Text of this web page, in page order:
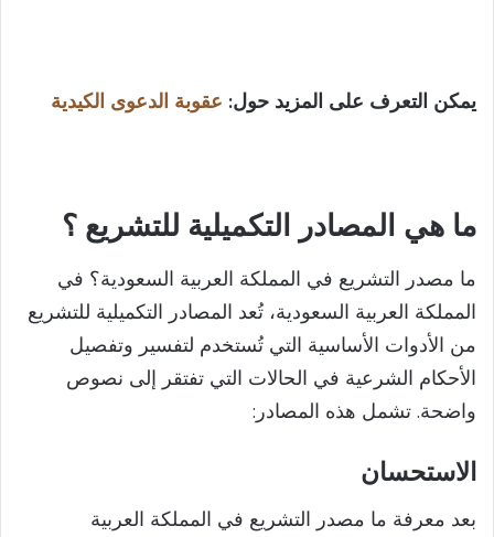
يمكن التعرف على المزيد حول: عقوبة الدعوى الكيدية​
ما هي المصادر التكميلية للتشريع ؟
ما مصدر التشريع في المملكة العربية السعودية؟ في
المملكة العربية السعودية، تُعد المصادر التكميلية للتشريع
من الأدوات الأساسية التي تُستخدم لتفسير وتفصيل
الأحكام الشرعية في الحالات التي تفتقر إلى نصوص
واضحة. تشمل هذه المصادر:
الاستحسان
بعد معرفة ما مصدر التشريع في المملكة العربية